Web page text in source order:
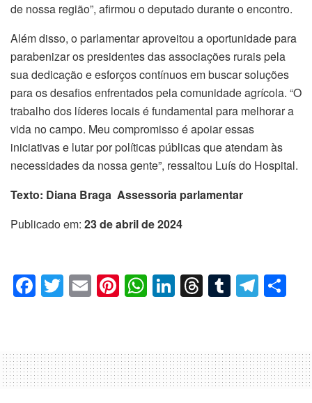
de nossa região”, afirmou o deputado durante o encontro.
Além disso, o parlamentar aproveitou a oportunidade para
parabenizar os presidentes das associações rurais pela
sua dedicação e esforços contínuos em buscar soluções
para os desafios enfrentados pela comunidade agrícola. “O
trabalho dos líderes locais é fundamental para melhorar a
vida no campo. Meu compromisso é apoiar essas
iniciativas e lutar por políticas públicas que atendam às
necessidades da nossa gente”, ressaltou Luís do Hospital.
Texto: Diana Braga Assessoria parlamentar
Publicado em: 23 de abril de 2024
F
e
b
T
er
E Pi
e
st
W
s
A
Li
e
dI
T
a
d
T
bl
r
T
gr
a
p
ar